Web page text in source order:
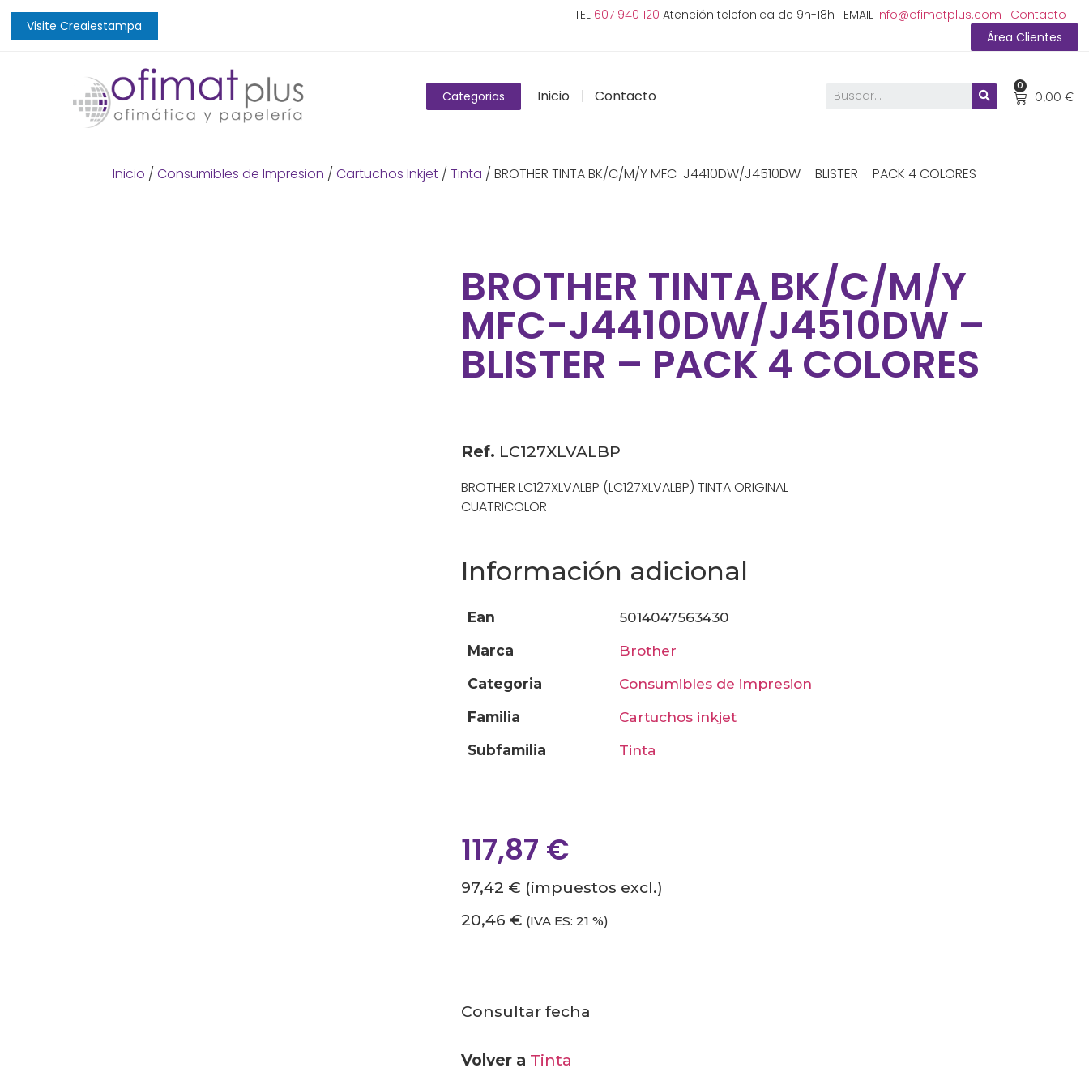
Visite Creaiestampa
TEL 607 940 120 Atención telefonica de 9h-18h | EMAIL info@ofimatplus.com
Contacto
Área Clientes
Categorias Inicio Contacto 0,00 €
0
Inicio / Consumibles de Impresion / Cartuchos Inkjet / Tinta / BROTHER TINTA BK/C/M/Y MFC-J4410DW/J4510DW – BLISTER – PACK 4 COLORES
BROTHER TINTA BK/C/M/Y
MFC-J4410DW/J4510DW –
BLISTER – PACK 4 COLORES
Ref. LC127XLVALBP
BROTHER LC127XLVALBP (LC127XLVALBP) TINTA ORIGINAL
CUATRICOLOR
Información adicional
ean
5014047563430
marca
brother
categoria
consumibles de impresion
familia
cartuchos inkjet
subfamilia
tinta
117,87 €
97,42 € (impuestos excl.)
20,46 € (IVA ES: 21 %)
Consultar fecha
Volver a Tinta